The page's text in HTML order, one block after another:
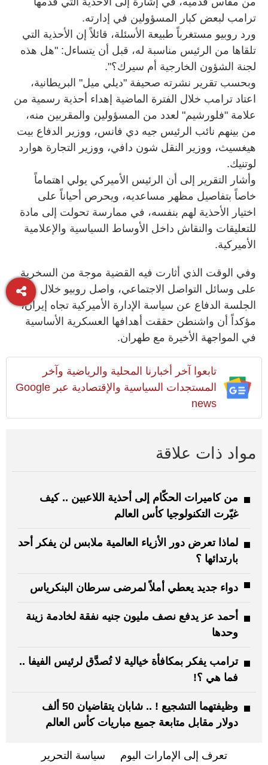
ترامب لبعض كبار المسؤولين في إدارته.
ورد روبيو مستغرباً طبيعة الأسئلة، قائلاً إن الأحذية التي
تلقاها من الرئيس مناسبة له، قبل أن يتساءل: "هل هذه
لجنة الشؤون الخارجية أم سيرك؟".
وبحسب تقرير نشرته صحيفة "ديلي ميل" البريطانية،
اعتاد ترامب خلال الفترة الماضية إهداء أحذية رسمية من
علامة "فلورشيم" لعدد من المسؤولين والمقربين منه،
من بينهم نائب الرئيس جيه دي فانس، ووزير الدفاع بيت
هيغسيث، ووزير النقل شون دافي، ووزير التجارة هوارد
لوتنيك.
وأشار التقرير إلى أن الرئيس الأميركي يولي اهتماماً
خاصاً بتفاصيل مظهر مساعديه، ويحرص أحياناً على
اختيار الأحذية لهم بنفسه، في ممارسة تحولت إلى مادة
للتعليقات والنقاش داخل الأوساط السياسية والإعلامية
الأميركية.
وفي الوقت الذي أثارت فيه القضية موجة من السخرية
على وسائل التواصل الاجتماعي، واصل روبيو خلال
الجلسة الدفاع عن سياسة الإدارة الأميركية تجاه إيران،
مؤكداً أن واشنطن حققت أهدافها العسكرية الأساسية
في المواجهة الأخيرة مع طهران.
تابعوا آخر أخبارنا المحلية والرياضية وآخر
المستجدات السياسية والإقتصادية عبر Google
news
مواد ذات علاقة
من كاميرات الحكّام إلى أحذية اللاعبين .. كيف
غيّرت التكنولوجيا كأس العالم
لماذا تعرض دور الأزياء العالمية ملابس لن يفكر أحد
بارتدائها ؟
دواء جديد يعطي أملاً لمرضى سرطان البنكرياس
أحمد عز يدفع نصف مليون جنيه نفقة لخادمة زينة
وحدها
ترامب يفكر بمكافأة خيالية لا تُصدَّق لرئيس الفيفا ..
فما هي ؟!
وظيفتهما التشجيع ! .. شابان يتقاضيان 50 ألف
دولار مقابل متابعة جميع مباريات كأس العالم
تعرف إلى الإمارات اليوم سياسة التحرير